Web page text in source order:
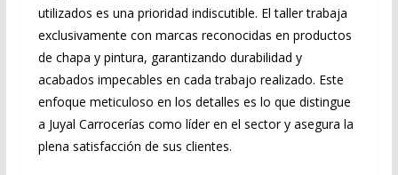
utilizados es una prioridad indiscutible. El taller trabaja
exclusivamente con marcas reconocidas en productos
de chapa y pintura, garantizando durabilidad y
acabados impecables en cada trabajo realizado. Este
enfoque meticuloso en los detalles es lo que distingue
a Juyal Carrocerías como líder en el sector y asegura la
plena satisfacción de sus clientes.